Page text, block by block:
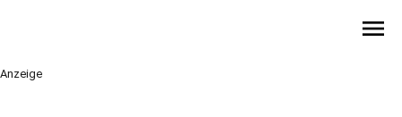
menu
Anzeige